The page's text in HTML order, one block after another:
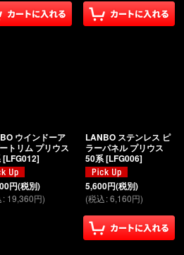
ウインドーア
トリム プリウス
[LFG012]
円(税別)
: 19,360円)
LANBO ステンレス ピ
ラーパネル プリウス
50系[LFG006]
5,600円(税別)
(税込:6,160円)